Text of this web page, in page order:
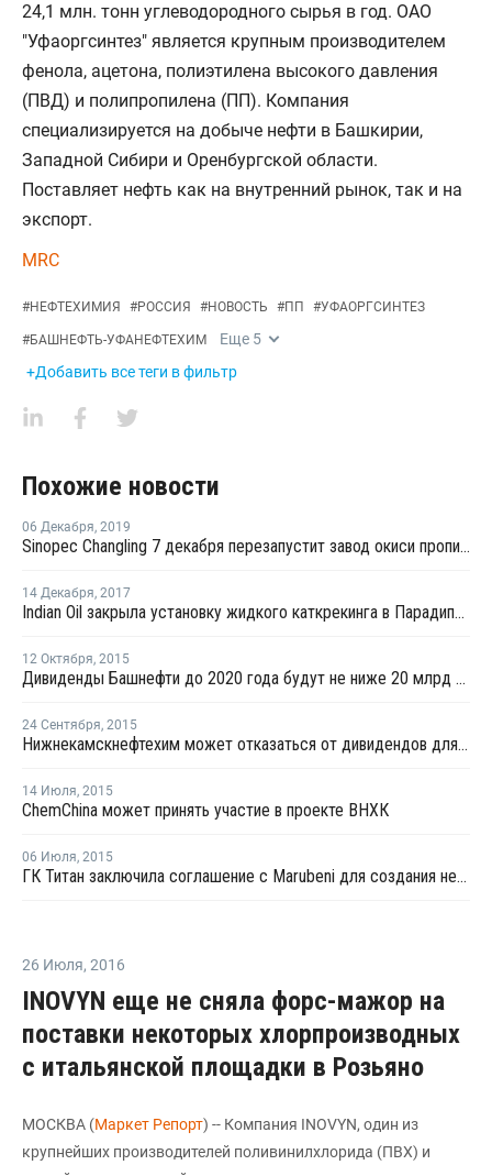
24,1 млн. тонн углеводородного сырья в год. ОАО
"Уфаоргсинтез" является крупным производителем
фенола, ацетона, полиэтилена высокого давления
(ПВД) и полипропилена (ПП). Компания
специализируется на добыче нефти в Башкирии,
Западной Сибири и Оренбургской области.
Поставляет нефть как на внутренний рынок, так и на
экспорт.
MRC
#НЕФТЕХИМИЯ #РОССИЯ #НОВОСТЬ #ПП #УФАОРГСИНТЕЗ
#БАШНЕФТЬ-УФАНЕФТЕХИМ Еще 5
+Добавить все теги в фильтр
Похожие новости
06 Декабря, 2019
Sinopec Changling 7 декабря перезапустит завод окиси пропилена в провинции Хунань после планового ремонта
14 Декабря, 2017
Indian Oil закрыла установку жидкого каткрекинга в Парадипе из-за пожара на НПЗ
12 Октября, 2015
Дивиденды Башнефти до 2020 года будут не ниже 20 млрд рублей и 25% прибыли
24 Сентября, 2015
Нижнекамскнефтехим может отказаться от дивидендов для создания олефинового комплекса
14 Июля, 2015
ChemChina может принять участие в проекте ВНХК
06 Июля, 2015
ГК Титан заключила соглашение с Marubeni для создания нефтехимических производств
26 Июля, 2016
INOVYN еще не сняла форс-мажор на
поставки некоторых хлорпроизводных
с итальянской площадки в Розьяно
МОСКВА (Маркет Репорт) -- Компания INOVYN, один из
крупнейших производителей поливинилхлорида (ПВХ) и